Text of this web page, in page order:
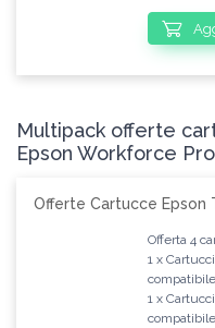
Multipack offerte
Epson Workforce
Offerte Cartucce Epson
Offerta 4
1 x
1 x